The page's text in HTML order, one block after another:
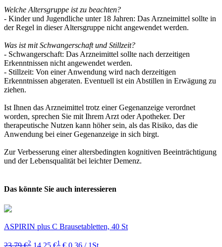
Welche Altersgruppe ist zu beachten?
- Kinder und Jugendliche unter 18 Jahren: Das Arzneimittel sollte in
der Regel in dieser Altersgruppe nicht angewendet werden.
Was ist mit Schwangerschaft und Stillzeit?
- Schwangerschaft: Das Arzneimittel sollte nach derzeitigen
Erkenntnissen nicht angewendet werden.
- Stillzeit: Von einer Anwendung wird nach derzeitigen
Erkenntnissen abgeraten. Eventuell ist ein Abstillen in Erwägung zu
ziehen.
Ist Ihnen das Arzneimittel trotz einer Gegenanzeige verordnet
worden, sprechen Sie mit Ihrem Arzt oder Apotheker. Der
therapeutische Nutzen kann höher sein, als das Risiko, das die
Anwendung bei einer Gegenanzeige in sich birgt.
Zur Verbesserung einer altersbedingten kognitiven Beeinträchtigung
und der Lebensqualität bei leichter Demenz.
Das könnte Sie auch interessieren
ASPIRIN plus C Brausetabletten, 40 St
23,79 €2 14,25 €1 € 0,36 / 1St